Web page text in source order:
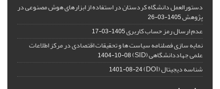
دستورالعمل دانشگاه کردستان در استفاده از ابزارهای هوش مصنوعی در
پژوهش1405-03-26
عدم ارسال رمز حساب کاربری1405-03-17
نمایه سازی فصلنامه سیاست ها و تحقیقات اقتصادی در مرکز اطلاعات
علمی جهاددانشگاهی (SID) 1404-10-08
شناسه دیجیتال (DOI) 1401-08-24